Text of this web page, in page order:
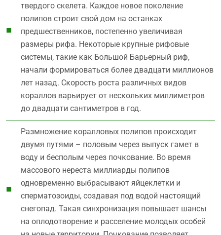
твердого скелета. Каждое новое поколение
полипов строит свой дом на останках
предшественников, постепенно увеличивая
размеры рифа. Некоторые крупные рифовые
системы, такие как Большой Барьерный риф,
начали формироваться более двадцати миллионов
лет назад. Скорость роста различных видов
кораллов варьирует от нескольких миллиметров
до двадцати сантиметров в год.
Размножение коралловых полипов происходит
двумя путями – половым через выпуск гамет в
воду и бесполым через почкование. Во время
массового нереста миллиарды полипов
одновременно выбрасывают яйцеклетки и
сперматозоиды, создавая под водой настоящий
снегопад. Такая синхронизация повышает шансы
на оплодотворение и расселение молодых особей